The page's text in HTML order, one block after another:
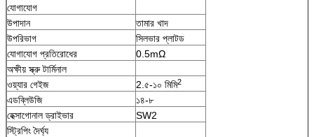
যোগাযোগ
উপাদান
তামার খাদ
উপরিভাগ
সিলভার প্লাটড
যোগাযোগ প্রতিরোধের
0.5mΩ
অক্ষীয় স্ক্রু টার্মিনাল
ওয়্যার গেইজ
2.৫-১০ মিমি2
এডব্লিউজি
১৪-৮
হেক্সাগোনাল ড্রাইভার
SW2
স্ট্রিপিং দৈর্ঘ্য